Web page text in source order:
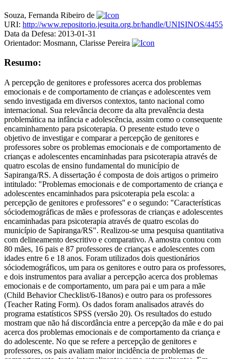
Souza, Fernanda Ribeiro de
URI: http://www.repositorio.jesuita.org.br/handle/UNISINOS/4455
Data da Defesa: 2013-01-31
Orientador: Mosmann, Clarisse Pereira
Resumo:
A percepção de genitores e professores acerca dos problemas
emocionais e de comportamento de crianças e adolescentes vem
sendo investigada em diversos contextos, tanto nacional como
internacional. Sua relevância decorre da alta prevalência desta
problemática na infância e adolescência, assim como o consequente
encaminhamento para psicoterapia. O presente estudo teve o
objetivo de investigar e comparar a percepção de genitores e
professores sobre os problemas emocionais e de comportamento de
crianças e adolescentes encaminhadas para psicoterapia através de
quatro escolas de ensino fundamental do município de
Sapiranga/RS. A dissertação é composta de dois artigos o primeiro
intitulado: "Problemas emocionais e de comportamento de criança e
adolescentes encaminhados para psicoterapia pela escola: a
percepção de genitores e professores'' e o segundo: "Características
sóciodemográficas de mães e professoras de crianças e adolescentes
encaminhadas para psicoterapia através de quatro escolas do
município de Sapiranga/RS". Realizou-se uma pesquisa quantitativa
com delineamento descritivo e comparativo. A amostra contou com
80 mães, 16 pais e 87 professores de crianças e adolescentes com
idades entre 6 e 18 anos. Foram utilizados dois questionários
sóciodemográficos, um para os genitores e outro para os professores,
e dois instrumentos para avaliar a percepção acerca dos problemas
emocionais e de comportamento, um para pai e um para a mãe
(Child Behavior Checklist/6-18anos) e outro para os professores
(Teacher Rating Form). Os dados foram analisados através do
programa estatísticos SPSS (versão 20). Os resultados do estudo
mostram que não há discordância entre a percepção da mãe e do pai
acerca dos problemas emocionais e de comportamento da criança e
do adolescente. No que se refere a percepção de genitores e
professores, os pais avaliam maior incidência de problemas de